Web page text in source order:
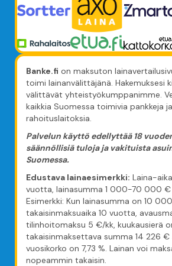
Banke.fi on maksuton
toimi lainanvälittäjänä. Hakemuksesi
välittävät yhteistyökumppanimme.
kaikkia Suomessa toimivia pankkeja ja
rahoituslaitoksia.
Palvelun käyttö edellyttää 18
säännöllisiä tuloja ja vakituista
Suomessa.
Edustava lainaesimerkki: Laina-
vuotta, lainasumma 1 000-70 000 €
Esimerkki: Kun lainasumma on 10
takaisinmaksuaika 10 vuotta,
tilinhoitomaksu 5 €/kk, kuukausierä
takaisinmaksettava summa 14 226 €
vuosikorko on 7,73 %. Lainan voi
nopeammin takaisin.